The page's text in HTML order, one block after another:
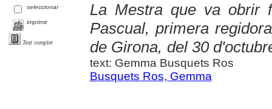
seleccionar
imprimir
Text complet
La Mestra que va obrir
Pascual, primera
de Girona, del 30
text: Gemma Busquets Ros
Busquets Ros, Gemma